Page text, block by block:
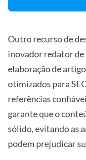
Outro recurso de
inovador redator de
elaboração de
otimizados para
referências
garante que o
sólido, evitando as
podem prejudicar